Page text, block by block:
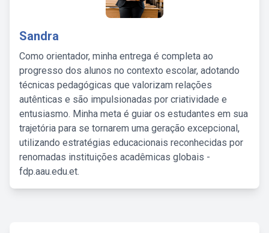
Sandra
Como orientador, minha entrega é completa ao
progresso dos alunos no contexto escolar, adotando
técnicas pedagógicas que valorizam relações
autênticas e são impulsionadas por criatividade e
entusiasmo. Minha meta é guiar os estudantes em sua
trajetória para se tornarem uma geração excepcional,
utilizando estratégias educacionais reconhecidas por
renomadas instituições acadêmicas globais -
fdp.aau.edu.et.